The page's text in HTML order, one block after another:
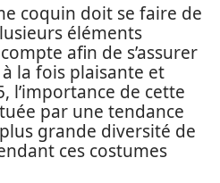
coquin doit se faire de
éléments
afin de s’assurer
la fois plaisante et
l’importance de cette
par une tendance
grande diversité de
ces costumes